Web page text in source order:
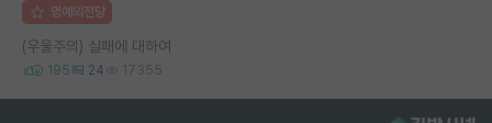
명예의전당
(우울주의) 실패에 대하여
195 24 17355